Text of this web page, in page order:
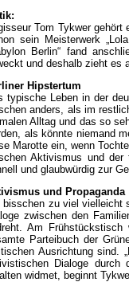
Tom Tykwer
sein Meisterwerk
Berlin“ fand
und deshalb zieht es
Hipstertum
typische Leben in der
anders, als im
Alltag und das so
als könnte niemand
Marotte ein, wenn
Aktivismus und der
und glaubwürdig zur
und Propaganda
bisschen zu viel vielleicht
zwischen den
Am
Parteibuch der
Ausrichtung sind.
Dialoge durch
widmet, beginnt